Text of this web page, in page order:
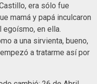
era sólo fue
mamá y papá inculcaron
en ella.
a una sirvienta, bueno,
a tratarme así por